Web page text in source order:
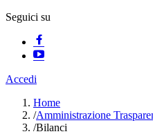
Seguici su
Accedi
Home
/Amministrazione
/Bilanci